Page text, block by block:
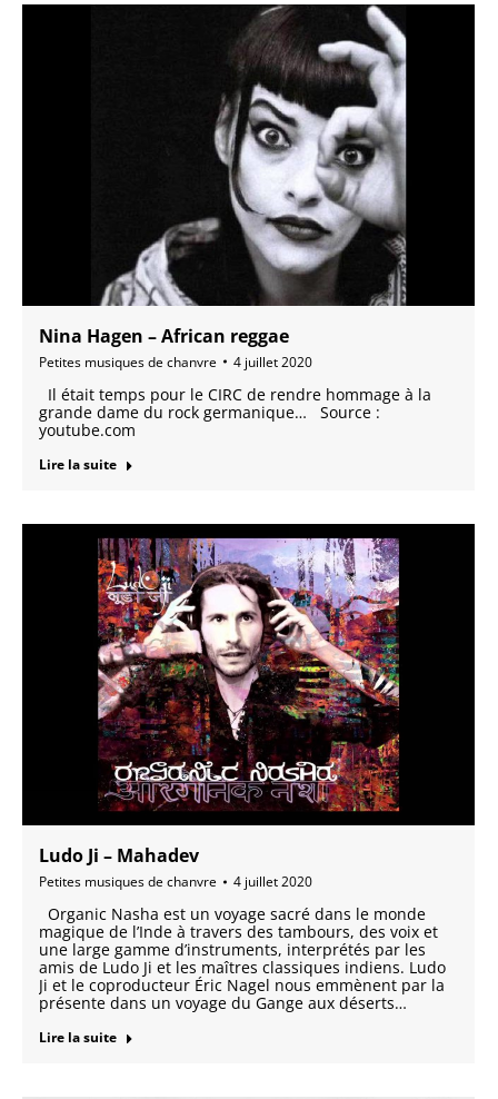
Nina Hagen – African reggae
Petites musiques de chanvre 4 juillet 2020
Il était temps pour le CIRC de rendre hommage à la
grande dame du rock germanique… Source :
youtube.com
Lire la suite
Ludo Ji – Mahadev
Petites musiques de chanvre 4 juillet 2020
Organic Nasha est un voyage sacré dans le monde
magique de l’Inde à travers des tambours, des voix et
une large gamme d’instruments, interprétés par les
amis de Ludo Ji et les maîtres classiques indiens. Ludo
Ji et le coproducteur Éric Nagel nous emmènent par la
présente dans un voyage du Gange aux déserts…
Lire la suite